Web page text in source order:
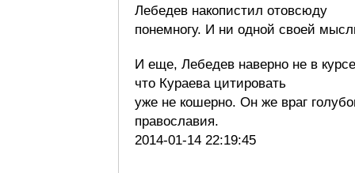
Лебедев накопистил отовсюду
понемногу. И ни одной своей
И еще, Лебедев наверно не в
что Кураева цитировать
уже не кошерно. Он же враг
православия.
2014-01-14 22:19:45